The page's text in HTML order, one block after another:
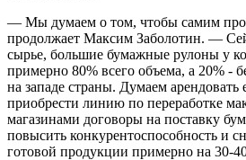
— Мы думаем о том, чтобы самим
продолжает Максим Заболотин. —
сырье, большие бумажные рулоны у
примерно 80% всего объема, а 20% -
на западе страны. Думаем арендовать
приобрести линию по переработке
магазинами договоры на поставку
повысить конкурентоспособность и
готовой продукции примерно на 30-